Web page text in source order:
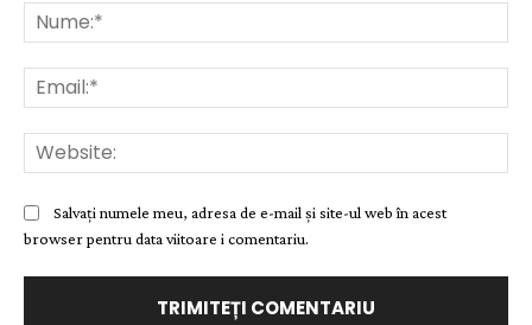
Salvați numele meu, adresa de e-mail și site-ul web în acest
browser pentru data viitoare i comentariu.